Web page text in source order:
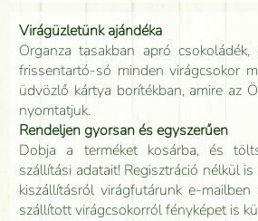
Virágüzletünk ajándéka
Organza tasakban apró
frissentartó-só minden virágcsokor
üdvözlő kártya borítékban, amire az
nyomtatjuk.
Rendeljen gyorsan és egyszerűen
Dobja a terméket kosárba, és
szállítási adatait! Regisztráció nélkül
kiszállításról virágfutárunk e-
szállított virágcsokorról fényképet is